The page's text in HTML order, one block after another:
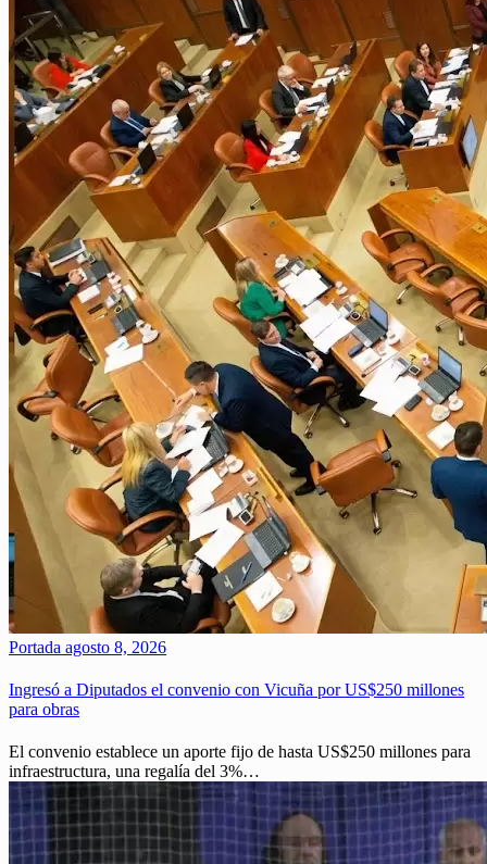
Portada agosto 8, 2026
Ingresó a Diputados el convenio con Vicuña por US$250 millones
para obras
El convenio establece un aporte fijo de hasta US$250 millones para
infraestructura, una regalía del 3%…